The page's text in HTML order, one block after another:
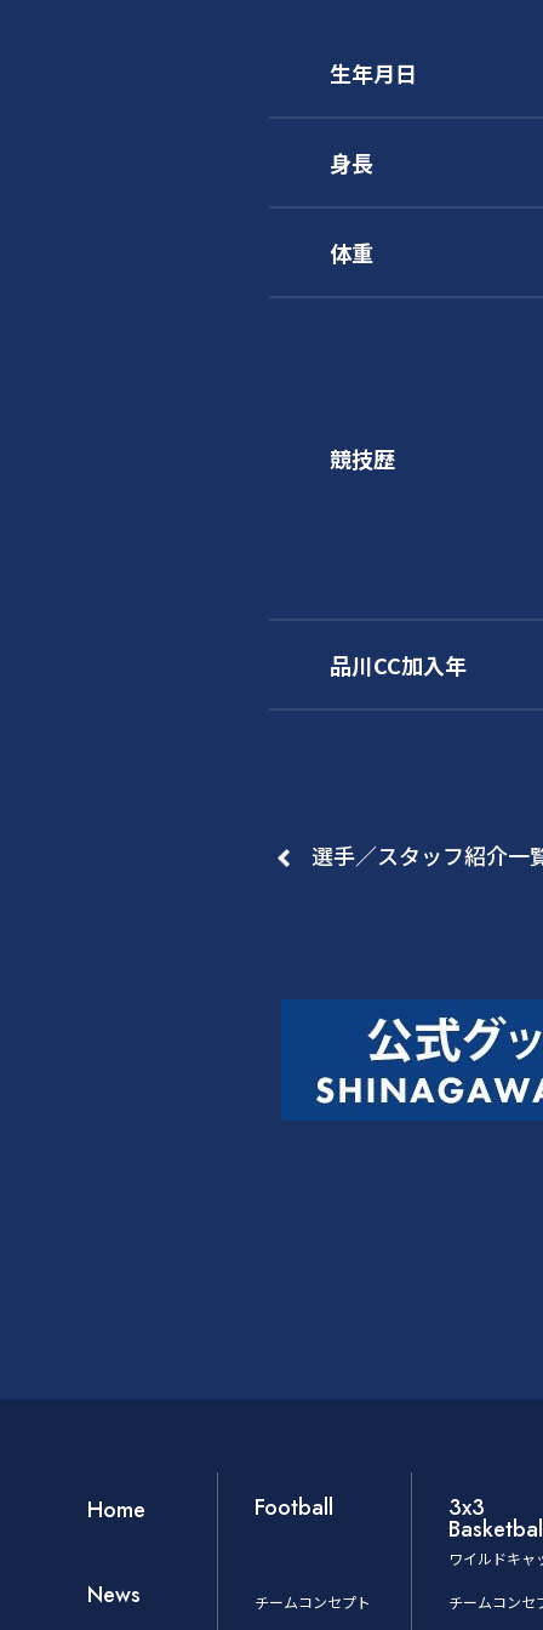
生年月日
身長
体重
競技歴
品川CC加入年
選手／スタッフ紹介一
Home
News
Football
チームコンセプト
3x3
ワイルドキャ
チームコンセ